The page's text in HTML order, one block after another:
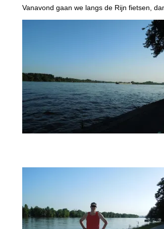
Vanavond gaan we langs de Rijn fietsen,